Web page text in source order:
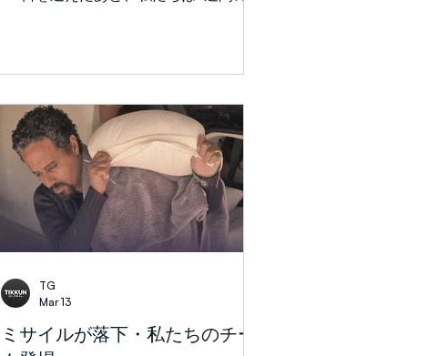
中でも最も驚くべき場面の一つで幕を開
けます。
か。ここイスラエルでは、40日間にわ
たり、ミサイル、脅威、不確実性が日常
となりました。2025年6月の12日間戦争
とは異なり、今回は地域全体のアラブ諸
国、特にペルシャ湾地域の国々がますま
す緊張の中に引き込まれ、多くの国が直
接的な攻撃と不安定化を経験しました。
2025年6月にはイスラエルとイランの衝
突であったものが、今や地域紛争、さら
にそれを超えるものへと拡大していま
す。戦争が激化するにつれて、問題は地
政学的なものだけではなく、霊的なもの
ミサイルが落下・私たちのチー
TG
Mar 13